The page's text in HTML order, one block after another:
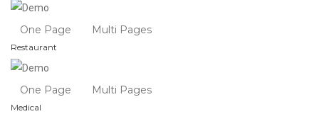
One Page Multi Pages
Restaurant
One Page Multi Pages
Medical